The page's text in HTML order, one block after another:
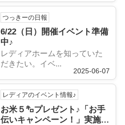
つっきーの日報
6/22（日）開催イベント準備
中♪
レディアホームを知っていた
だきたい。イベ...
2025-06-07
レディアのイベント情報♪
お米５㌔プレゼント♪「お手
伝いキャンペーン！」実施中